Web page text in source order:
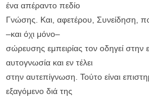
ένα απέραντο πεδίο
Γνώσης. Και, αφετέρου, Συνείδηση,
–και όχι μόνο–
σώρευσης εμπειρίας τον οδηγεί στην
αυτογνωσία και εν τέλει
στην αυτεπίγνωση. Τούτο είναι
εξαγόμενο διά της